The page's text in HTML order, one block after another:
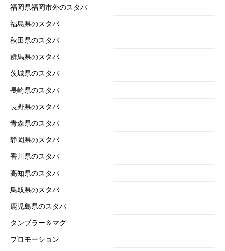
福岡県福岡市外のスタバ
福島県のスタバ
秋田県のスタバ
群馬県のスタバ
茨城県のスタバ
長崎県のスタバ
長野県のスタバ
青森県のスタバ
静岡県のスタバ
香川県のスタバ
高知県のスタバ
鳥取県のスタバ
鹿児島県のスタバ
タンブラー＆マグ
プロモーション